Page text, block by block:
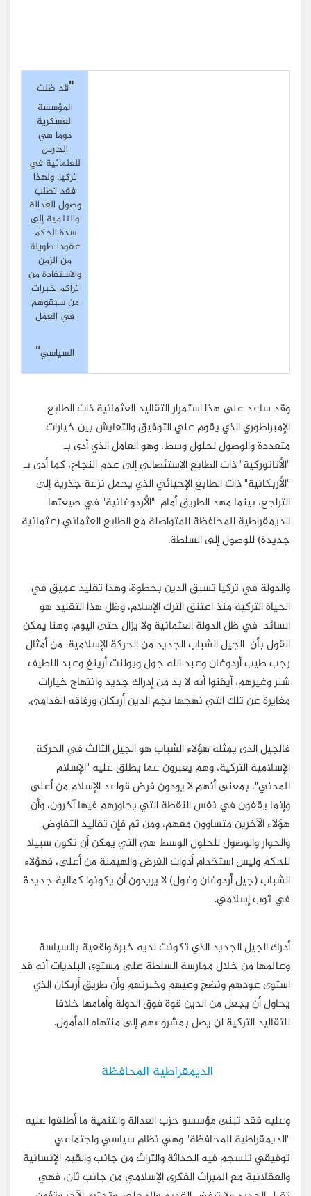
"قد ظلت
المؤسسة
العسكرية
دوما هي
الحارس
للعلمانية في
تركيا، ولهذا
فقد تطلب
وصول العدالة
والتنمية إلى
سدة الحكم
عقودا طويلة
من الزمن
والاستفادة من
تراكم خبرات
من سبقوهم
في العمل
السياسي"
وقد ساعد على هذا استمرار التقاليد العثمانية ذات الطابع
الإمبراطوري الذي يقوم علي التوفيق والتعايش بين خيارات
متعددة والوصول لحلول وسط، وهو العامل الذي أدى بـ
"الأتاتوركية" ذات الطابع الاستئصالي إلى عدم النجاح، كما أدى بـ
"الأربكانية" ذات الطابع الإحيائي الذي يحمل نزعة جذرية إلى
التراجع، بينما مهد الطريق أمام "الأردوغانية" في صيغتها
الديمقراطية المحافظة المتواصلة مع الطابع العثماني (عثمانية
جديدة) للوصول إلى السلطة.
والدولة في تركيا تسبق الدين بخطوة، وهذا تقليد عميق في
الحياة التركية منذ اعتنق الترك الإسلام، وظل هذا التقليد هو
السائد في ظل الدولة العثمانية ولا يزال حتى اليوم، وهنا يمكن
القول بأن الجيل الشباب الجديد من الحركة الإسلامية من أمثال
رجب طيب أردوغان وعبد الله جول وبولنت أرينغ وعبد اللطيف
شنر وغيرهم، أيقنوا أنه لا بد من إدراك جديد وانتهاج خيارات
مغايرة عن تلك التي نهجها نجم الدين أربكان ورفاقه القدامى.
فالجيل الذي يمثله هؤلاء الشباب هو الجيل الثالث في الحركة
الإسلامية التركية، وهم يعبرون عما يطلق عليه "الإسلام
المدني"، بمعنى أنهم لا يودون فرض قواعد الإسلام من أعلى
وإنما يقفون في نفس النقطة التي يجاورهم فيها آخرون، وأن
هؤلاء الآخرين متساوون معهم، ومن ثم فإن تقاليد التفاوض
والحوار والوصول للحلول الوسط هي التي يمكن أن تكون سبيلا
للحكم وليس استخدام أدوات الفرض والهيمنة من أعلى، فهؤلاء
الشباب (جيل أردوغان وغول) لا يريدون أن يكونوا كمالية جديدة
في ثوب إسلامي.
أدرك الجيل الجديد الذي تكونت لديه خبرة واقعية بالسياسة
وعالمها من خلال ممارسة السلطة على مستوى البلديات أنه قد
استوى عودهم ونضج وعيهم وخبرتهم وأن طريق أربكان الذي
يحاول أن يجعل من الدين قوة فوق الدولة وأمامها خلافا
للتقاليد التركية لن يصل بمشروعهم إلى منتهاه المأمول.
الديمقراطية المحافظة
وعليه فقد تبنى مؤسسو حزب العدالة والتنمية ما أطلقوا عليه
"الديمقراطية المحافظة" وهي نظام سياسي واجتماعي
توفيقي تنسجم فيه الحداثة والتراث من جانب والقيم الإنسانية
والعقلانية مع الميراث الفكري الإسلامي من جانب ثان، فهي